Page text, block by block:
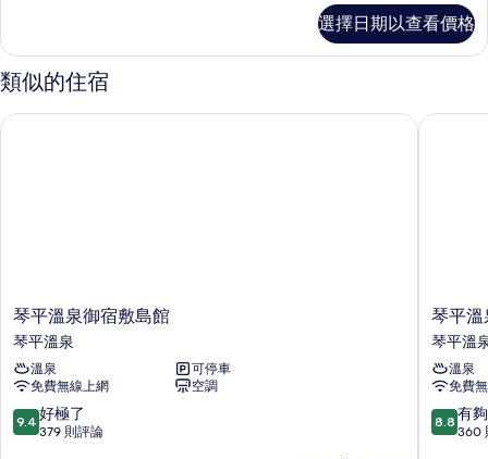
有
相
片
的
詳
情
的
所
有
非
吸
煙
(Universal
選擇日期以查看價格
類似的住宿
琴
平
溫
泉
御
宿
敷
琴平溫泉御宿敷島館
琴平溫泉
溫泉
可停車
免費無線上網
空調
9.4
分，
9.4 好極了
379 則評論
琴平溫泉御宿敷島館
琴
平
溫
泉
琴
參
閣
琴平溫
琴平溫
溫泉
免費
8.8
分，
8.8 有
360
琴平溫